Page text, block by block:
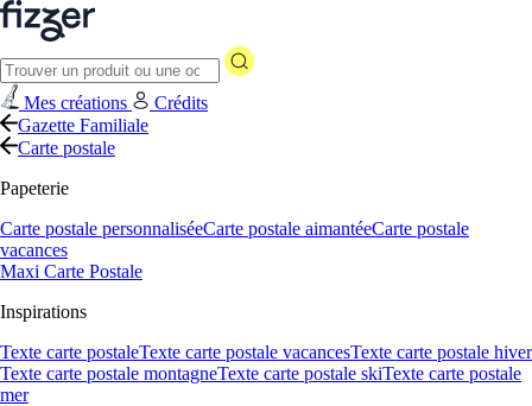
Mes créations
Crédits
Gazette Familiale
Carte postale
Papeterie
Carte postale personnaliséeCarte postale aimantéeCarte postale
vacances
Maxi Carte Postale
Inspirations
Texte carte postaleTexte carte postale vacancesTexte carte postale hiver
Texte carte postale montagneTexte carte postale skiTexte carte postale
mer